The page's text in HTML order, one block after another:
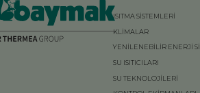
ISITMA SİSTEMLERİ
KLİMALAR
YENİLENEBİLİR ENERJİ
SU ISITICILARI
SU TEKNOLOJİLERİ